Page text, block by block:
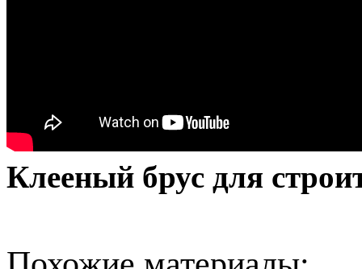
Клееный брус для